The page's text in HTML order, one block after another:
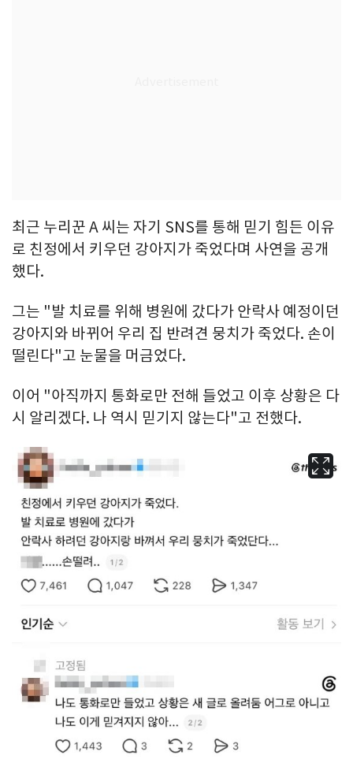
최근 누리꾼 A 씨는 자기 SNS를 통해 믿기 힘든 이유
로 친정에서 키우던 강아지가 죽었다며 사연을 공개
했다.
그는 "발 치료를 위해 병원에 갔다가 안락사 예정이던
강아지와 바뀌어 우리 집 반려견 뭉치가 죽었다. 손이
떨린다"고 눈물을 머금었다.
이어 "아직까지 통화로만 전해 들었고 이후 상황은 다
시 알리겠다. 나 역시 믿기지 않는다"고 전했다.